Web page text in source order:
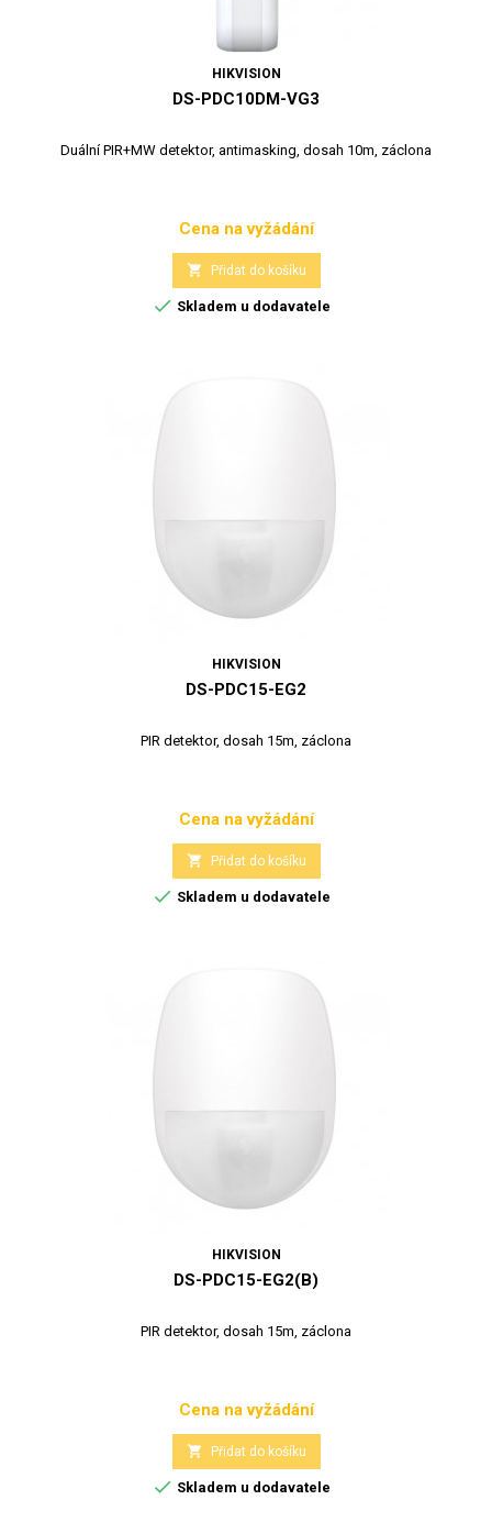
HIKVISION
DS-PDC10DM-VG3
Duální PIR+MW detektor, antimasking, dosah 10m, záclona
Cena
Cena na vyžádání
 Přidat do košíku
 Skladem u dodavatele
HIKVISION
DS-PDC15-EG2
PIR detektor, dosah 15m, záclona
Cena
Cena na vyžádání
 Přidat do košíku
 Skladem u dodavatele
HIKVISION
DS-PDC15-EG2(B)
PIR detektor, dosah 15m, záclona
Cena
Cena na vyžádání
 Přidat do košíku
 Skladem u dodavatele